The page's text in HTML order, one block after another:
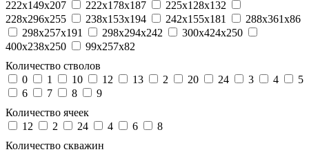
222x149x207
222x178x187
225x128x132
228x296x255
238x153x194 242x155x181
288x361x86
298x257x191
298x294x242
300x424x250
400x238x250
99x257x82
Количество стволов
0
1 10 12 13 2 20 24 3 4
5
6
7 8
9
Количество ячеек
12
2 24 4 6
8
Количество скважин